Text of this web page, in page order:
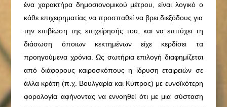
ένα χαρακτήρα δημοσιονομικού μέτρου, είναι λογικό ο
κάθε επιχειρηματίας να προσπαθεί να βρει διεξόδους για
την επιβίωση της επιχείρησής του, και να επιτύχει τη
διάσωση όποιων κεκτημένων είχε κερδίσει τα
προηγούμενα χρόνια. Ως σωτήρια επιλογή διαφημίζεται
από διάφορους καιροσκόπους η ίδρυση εταιρειών σε
άλλα κράτη (π.χ. Βουλγαρία και Κύπρος) με ευνοϊκότερη
φορολογία αφήνοντας να εννοηθεί ότι με μια σύσταση